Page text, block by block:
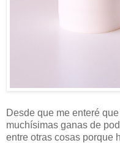
Desde que me enteré que
muchísimas ganas de
entre otras cosas porque